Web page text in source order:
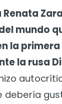
mundo
la
la rusa
debería